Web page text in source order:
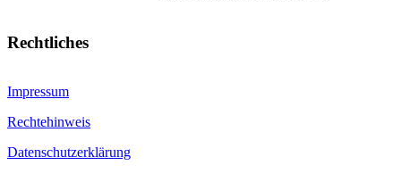
Rechtliches
Impressum
Rechtehinweis
Datenschutzerklärung